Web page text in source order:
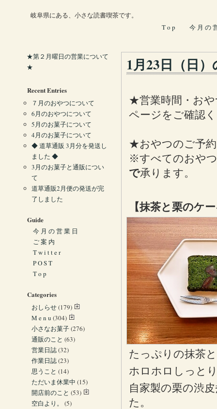
岐阜県にある、小さな読書喫茶です。
T o p
今 月 の
1月23日（日
★営業時間・お
ページをご確認
★おやつのご予
※すべてのおや
で承ります。
【抹茶と栗のケ
たっぷりの抹茶
ホロホロしっと
自家製の栗の渋
た。
★第２月曜日の営業について
★
Recent Entries
７月のおやつについて
6月のおやつについて
5月のお菓子について
4月のお菓子について
◆ 道草通販 3月分を発送し
ました ◆
3月のお菓子と通販につい
て
道草通販2月便の発送が完
了しました
Guide
今 月 の 営 業 日
ご 案 内
T w i t t e r
P O S T
T o p
Categories
おしらせ(179)
M e n u (304)
小さなお菓子(276)
通販のこと (63)
営業日誌(32)
作業日誌(23)
思うこと (14)
ただいま休業中 (15)
開店前のこと (53)
空白より。
(5)